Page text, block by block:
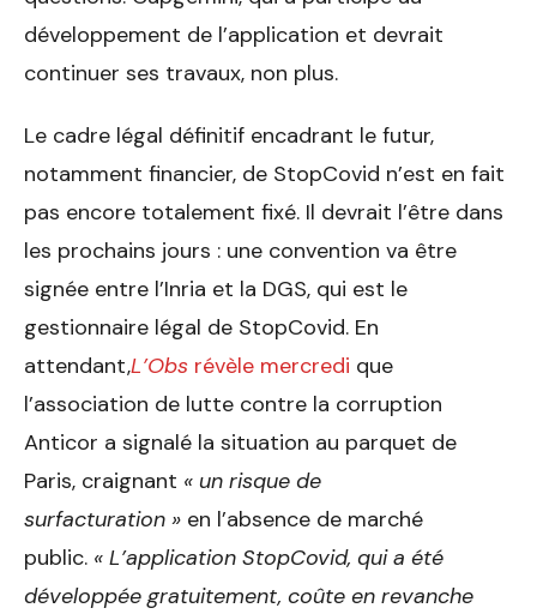
développement de l’application et devrait
continuer ses travaux, non plus.
Le cadre légal définitif encadrant le futur,
notamment financier, de StopCovid n’est en fait
pas encore totalement fixé. Il devrait l’être dans
les prochains jours : une convention va être
signée entre l’Inria et la DGS, qui est le
gestionnaire légal de StopCovid. En
attendant,L’Obs révèle mercredi que
l’association de lutte contre la corruption
Anticor a signalé la situation au parquet de
Paris, craignant « un risque de
surfacturation » en l’absence de marché
public. « L’application StopCovid, qui a été
développée gratuitement, coûte en revanche